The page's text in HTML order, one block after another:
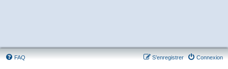
FAQ Connexion
S’enregistrer